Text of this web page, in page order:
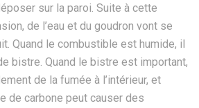
sur la paroi. Suite à cette
de l’eau et du goudron vont se
Quand le combustible est humide, il
bistre. Quand le bistre est important,
de la fumée à l’intérieur, et
de carbone peut causer des